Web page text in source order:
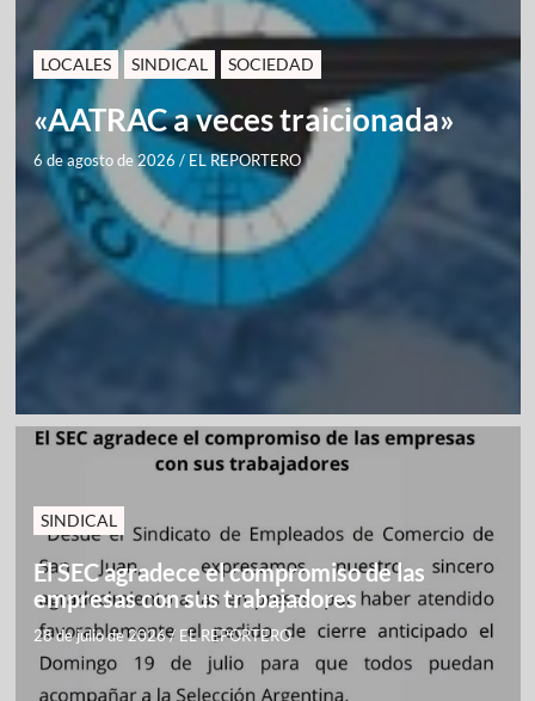
LOCALES SINDICAL SOCIEDAD
«AATRAC a veces traicionada»
6 de agosto de 2026 / EL REPORTERO
SINDICAL
El SEC agradece el compromiso de las
empresas con sus trabajadores
28 de julio de 2026/ EL REPORTERO